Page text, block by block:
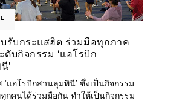
รับกระแสฮิต ร่วมมือทุกภาค
ดับกิจกรรม ‘แอโรบิก
’
‘แอโรบิกสวนลุมพินี’ ซึ่งเป็นกิจกรรม
ทุกคนได้ร่วมมือกัน ทำให้เป็นกิจกรรม